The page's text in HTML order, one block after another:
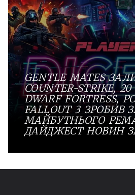
GENTLE MATES
COUNTER-STRIKE,
DWARF FORTRESS,
FALLOUT 3 ЗРОБИВ
МАЙБУТНЬОГО
ДАЙДЖЕСТ НОВИН